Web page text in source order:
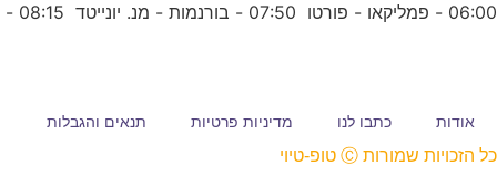
06:00 - פמליקאו - פורטו 07:50 - בורנמות - מנ. יונייטד 08:15 -
אודות כתבו לנו מדיניות פרטיות תנאים והגבלות
כל הזכויות שמורות Ⓒ טופ-טיוי